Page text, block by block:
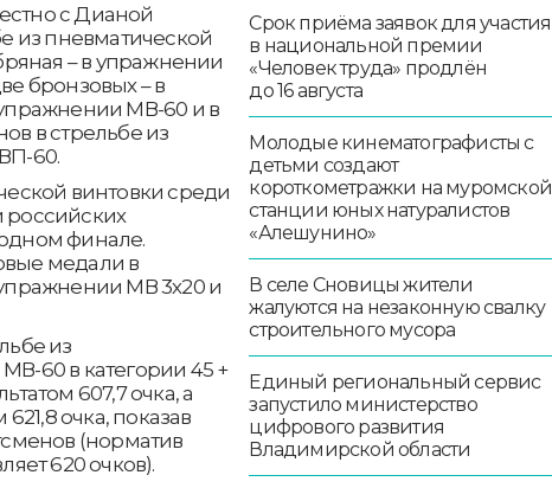
с Дианой
из пневматической
– в упражнении
бронзовых – в
МВ-60 и в
в стрельбе из
60.
винтовки среди
российских
финале.
медали в
МВ 3х20 и
из
60 в категории 45 +
607,7 очка, а
очка, показав
(норматив
620 очков).
Срок приёма заявок для участия
в национальной премии
«Человек труда» продлён
до 16 августа
Молодые кинематографисты с
детьми создают
короткометражки на муромской
станции юных натуралистов
«Алешунино»
В селе Сновицы жители
жалуются на незаконную свалку
строительного мусора
Единый региональный сервис
запустило министерство
цифрового развития
Владимирской области